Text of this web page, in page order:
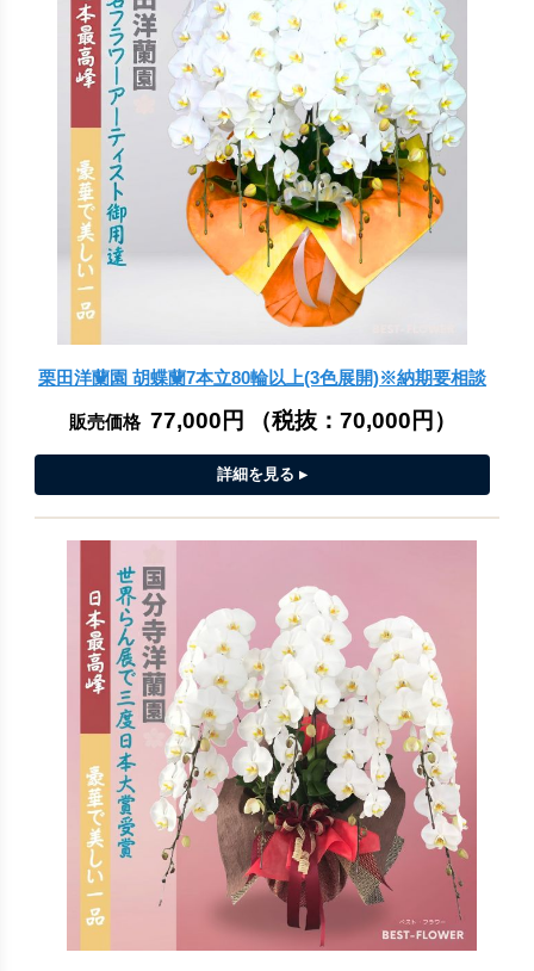
栗田洋蘭園 胡蝶蘭7本立80輪以上(3色展開)※納期要相談
販売価格 77,000円 （税抜： 70,000円 ）